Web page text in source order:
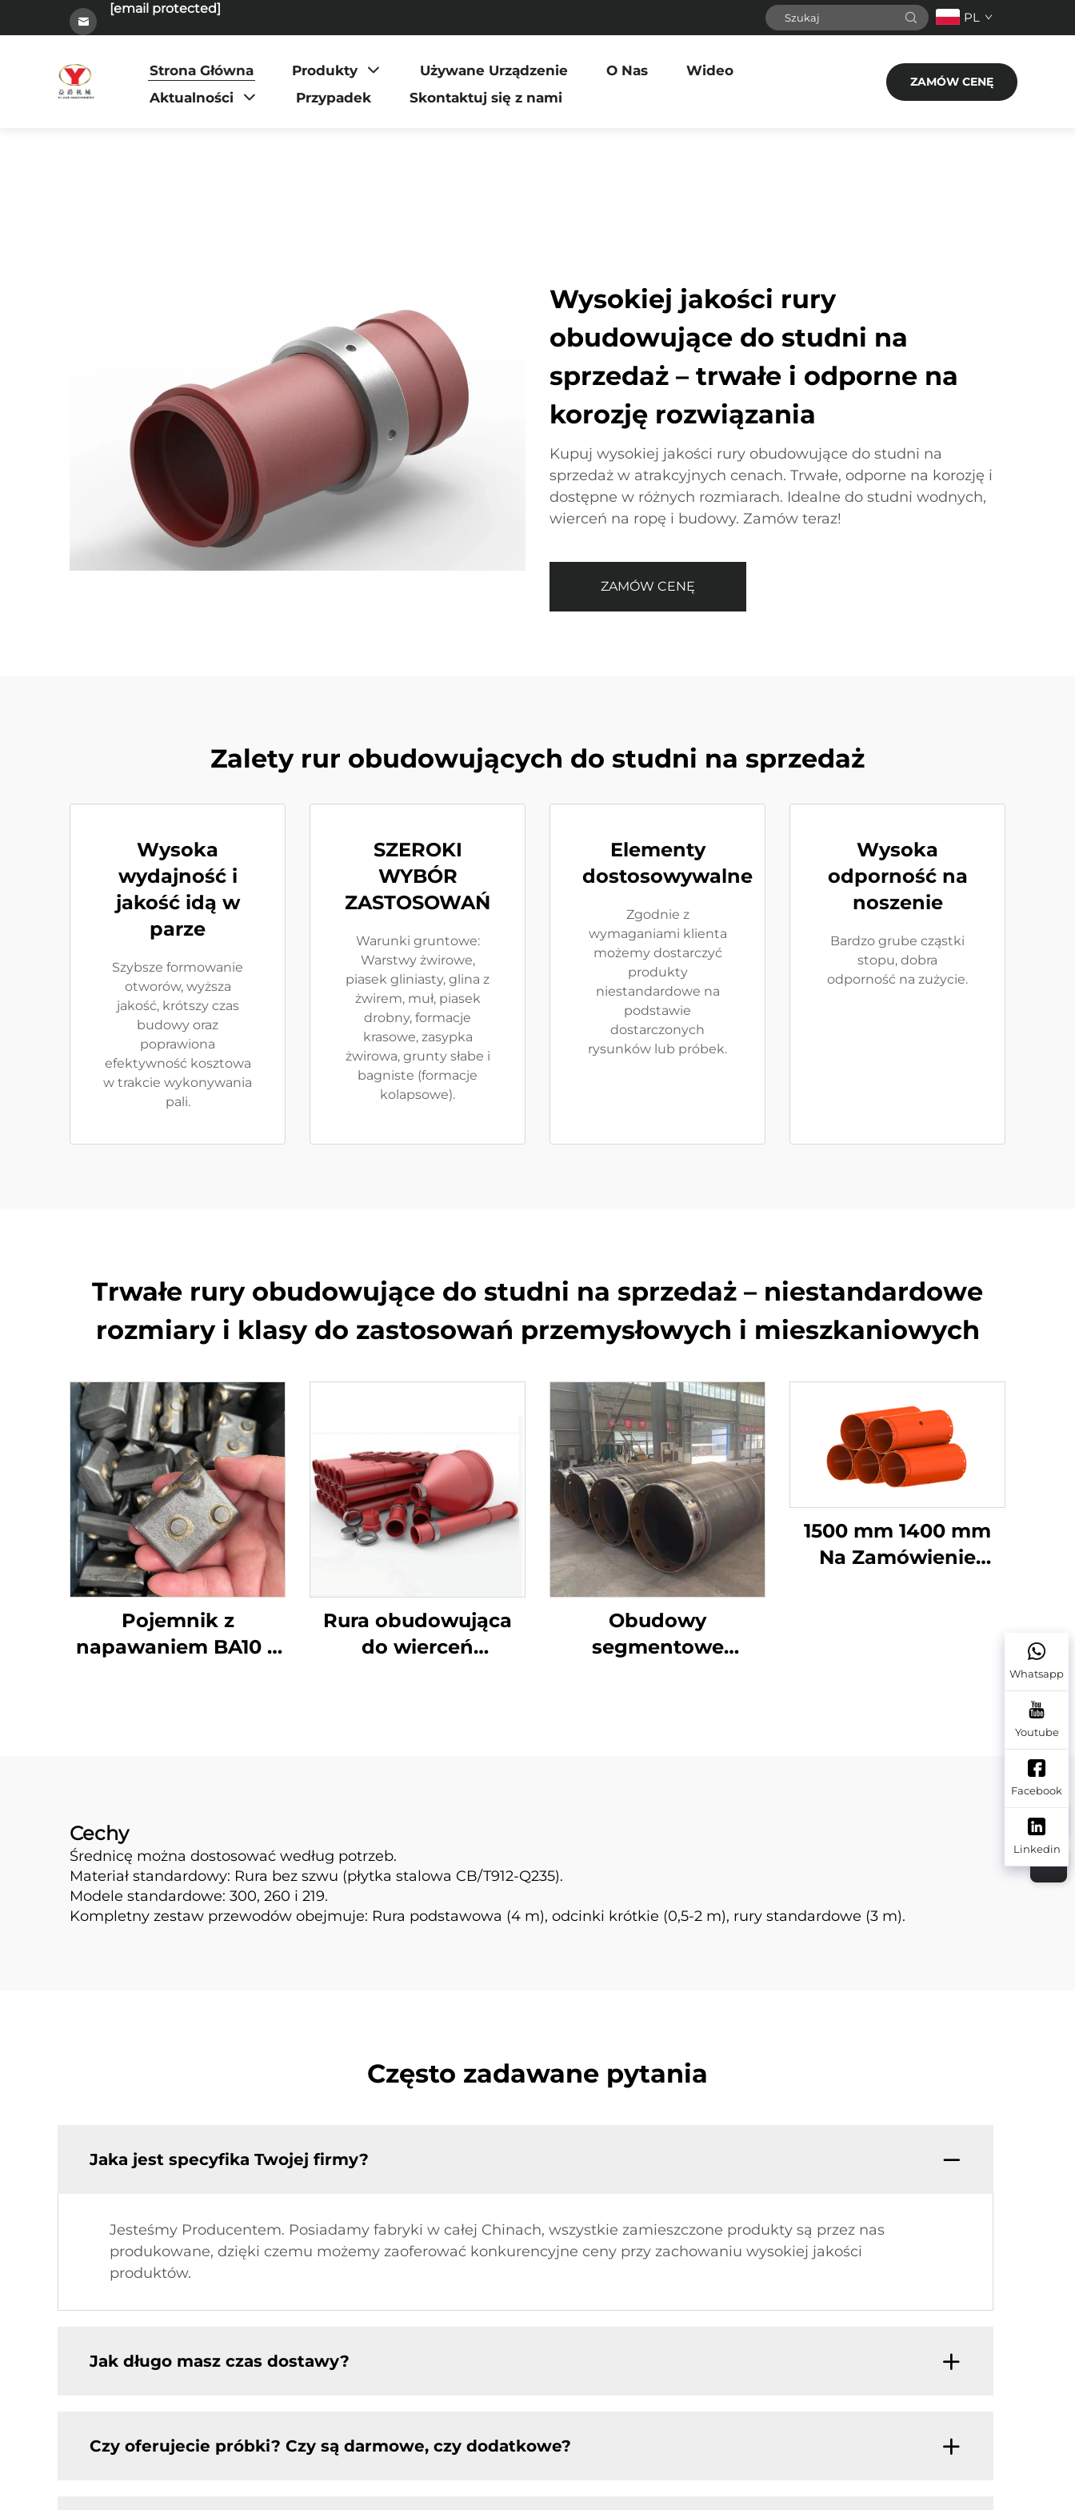
[email protected]
PL
Strona Główna Produkty Używane Urządzenie O Nas
Wideo
Aktualności
Przypadek Skontaktuj się z nami
ZAMÓW CENĘ
Wysokiej jakości rury
obudowujące do studni na
sprzedaż – trwałe i odporne na
korozję rozwiązania
Kupuj wysokiej jakości rury obudowujące do studni na
sprzedaż w atrakcyjnych cenach. Trwałe, odporne na korozję i
dostępne w różnych rozmiarach. Idealne do studni wodnych,
wierceń na ropę i budowy. Zamów teraz!
ZAMÓW CENĘ
Zalety rur obudowujących do studni na sprzedaż
Wysoka
wydajność i
jakość idą w
parze
Szybsze formowanie
otworów, wyższa
jakość, krótszy czas
budowy oraz
poprawiona
efektywność kosztowa
w trakcie wykonywania
pali.
SZEROKI
WYBÓR
ZASTOSOWAŃ
Warunki gruntowe:
Warstwy żwirowe,
piasek gliniasty, glina z
żwirem, muł, piasek
drobny, formacje
krasowe, zasypka
żwirowa, grunty słabe i
bagniste (formacje
kolapsowe).
Elementy
dostosowywalne
Zgodnie z
wymaganiami klienta
możemy dostarczyć
produkty
niestandardowe na
podstawie
dostarczonych
rysunków lub próbek.
Wysoka
odporność na
noszenie
Bardzo grube cząstki
stopu, dobra
odporność na zużycie.
Trwałe rury obudowujące do studni na sprzedaż – niestandardowe
rozmiary i klasy do zastosowań przemysłowych i mieszkaniowych
Pojemnik z
napawaniem BA10 o
Rura obudowująca
do wierceń
Obudowy
segmentowe
1500 mm 1400 mm
Na Zamówienie
Cechy
Średnicę można dostosować według potrzeb.
Materiał standardowy: Rura bez szwu (płytka stalowa CB/T912-Q235).
Modele standardowe: 300, 260 i 219.
Kompletny zestaw przewodów obejmuje: Rura podstawowa (4 m), odcinki krótkie (0,5-2 m), rury standardowe (3 m).
Często zadawane pytania
Jaka jest specyfika Twojej firmy?
Jesteśmy Producentem. Posiadamy fabryki w całej Chinach, wszystkie zamieszczone produkty są przez nas
produkowane, dzięki czemu możemy zaoferować konkurencyjne ceny przy zachowaniu wysokiej jakości
produktów.
Jak długo masz czas dostawy?
Czy oferujecie próbki? Czy są darmowe, czy dodatkowe?
Whatsapp
Youtube
Facebook
Linkedin